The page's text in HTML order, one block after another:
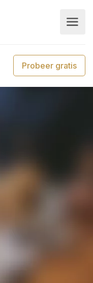
Probeer gratis